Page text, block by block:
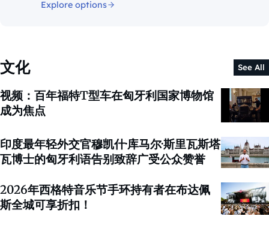
Explore options
文化 See All
视频：百年福特T型车在匈牙利国家博物馆
成为焦点
印度最年轻外交官穆凯什·库马尔·斯里瓦斯塔
瓦博士的匈牙利语告别致辞广受公众赞誉
2026年西格特音乐节手环持有者在布达佩
斯全城可享折扣！